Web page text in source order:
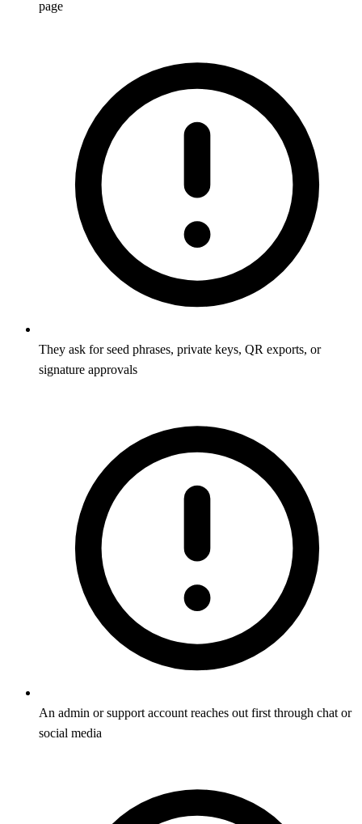
page
They ask for seed phrases, private keys, QR exports, or
signature approvals
An admin or support account reaches out first through chat or
social media